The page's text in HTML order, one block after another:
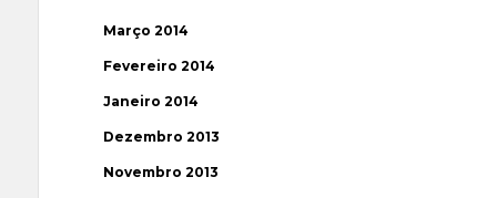
Março 2014
Fevereiro 2014
Janeiro 2014
Dezembro 2013
Novembro 2013